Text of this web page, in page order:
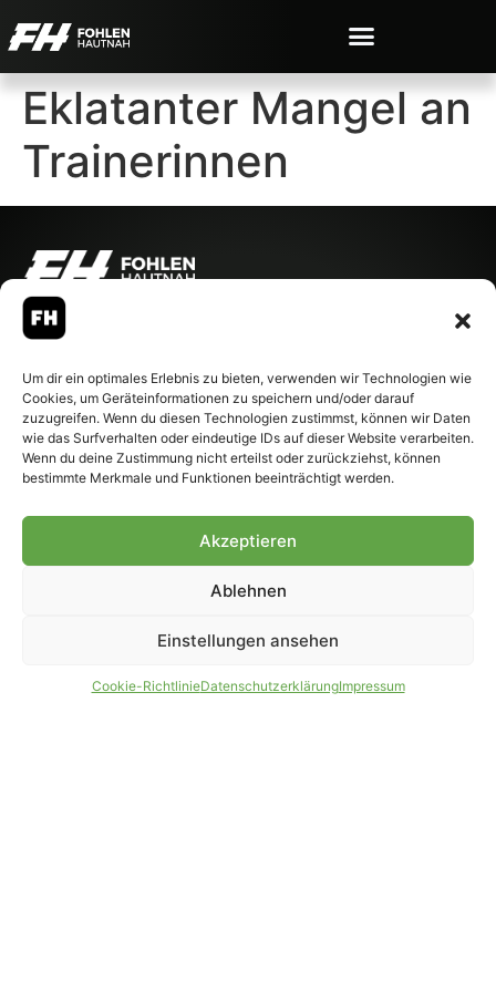
Um dir ein optimales Erlebnis zu bieten, verwenden wir Technologien wie
Cookies, um Geräteinformationen zu speichern und/oder darauf
zuzugreifen. Wenn du diesen Technologien zustimmst, können wir Daten
wie das Surfverhalten oder eindeutige IDs auf dieser Website verarbeiten.
Wenn du deine Zustimmung nicht erteilst oder zurückziehst, können
bestimmte Merkmale und Funktionen beeinträchtigt werden.
Akzeptieren
Ablehnen
Einstellungen ansehen
Cookie-RichtlinieDatenschutzerklärungImpressum
Eklatanter Mangel an
Trainerinnen
© 2007-2026 Fohlen-Hautnah.de
– Alle rechte vorbehalten.
offiziell eingetragenes Magazin
bei der Deutschen
Nationalbibliothek (ISSN 1868-
8233). Nachdruck und
Weiterverarbeitung, auch
auszugsweise, nur mit
PARTNER WERDEN
AGB